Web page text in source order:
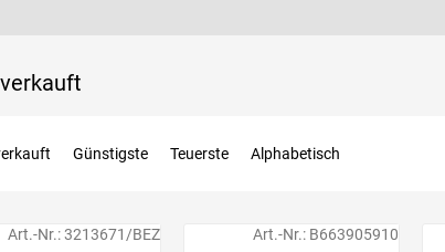
Günstigste Teuerste Alphabetisch
Art.-Nr.:3213671/BEZ Art.-Nr.: B663905910